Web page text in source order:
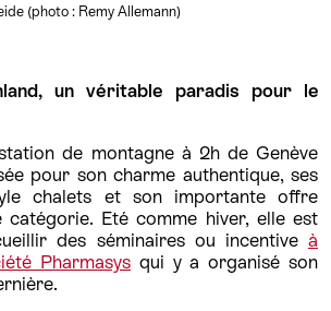
(photo : Remy Allemann)
un véritable paradis pour le
de montagne à 2h de Genève
pour son charme authentique, ses
chalets et son importante offre
catégorie. Eté comme hiver, elle est
des séminaires ou incentive à
Pharmasys qui y a organisé son